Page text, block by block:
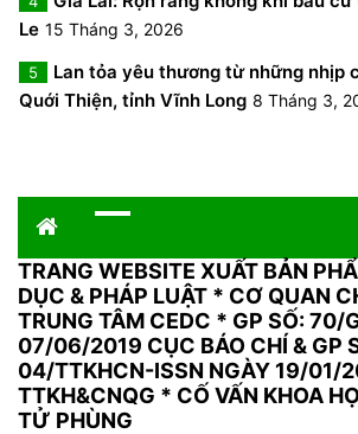
Le 15 Tháng 3, 2026
5
Lan tỏa yêu thương từ những nhịp
Quới Thiện, tỉnh Vĩnh Long 8 Tháng 3,
TRANG WEBSITE XUẤT BẢN
DỤC & PHÁP LUẬT * CƠ QUAN
TRUNG TÂM CEDC * GP SỐ: 70/
07/06/2019 CỤC BÁO CHÍ & GP
04/TTKHCN-ISSN NGÀY 19/01/
TTKH&CNQG * CỐ VẤN KHOA
TỬ PHÙNG